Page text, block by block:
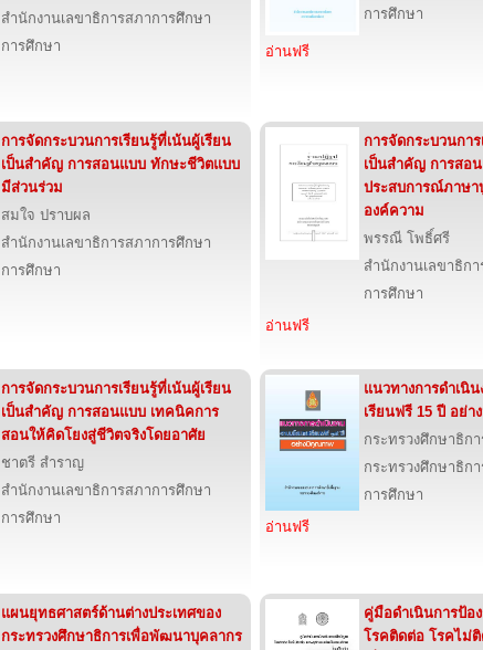
สำนักงานเลขาธิการสภาการศึกษา
การศึกษา
การศึกษา
อ่านฟรี
การจัดกระบวนการเรียนรู้ที่เน้นผู้เรียน
เป็นสำคัญ การสอนแบบ ทักษะชีวิตแบบ
มีส่วนร่วม
สมใจ ปราบผล
สำนักงานเลขาธิการสภาการศึกษา
การศึกษา
การจัดกระบวนกา
เป็นสำคัญ การสอ
ประสบการณ์ภาษ
องค์ความ
พรรณี โพธิ์ศรี
สำนักงานเลขาธิก
การศึกษา
อ่านฟรี
การจัดกระบวนการเรียนรู้ที่เน้นผู้เรียน
เป็นสำคัญ การสอนแบบ เทคนิคการ
สอนให้คิดโยงสู่ชีวิตจริงโดยอาศัย
ชาตรี สำราญ
สำนักงานเลขาธิการสภาการศึกษา
การศึกษา
แนวทางการดำเนิ
เรียนฟรี 15 ปี อย่
กระทรวงศึกษาธิกา
กระทรวงศึกษาธิกา
การศึกษา
อ่านฟรี
แผนยุทธศาสตร์ด้านต่างประเทศของ
กระทรวงศึกษาธิการเพื่อพัฒนาบุคลากร
คู่มือดำเนินการป้
โรคติดต่อ โรคไม่